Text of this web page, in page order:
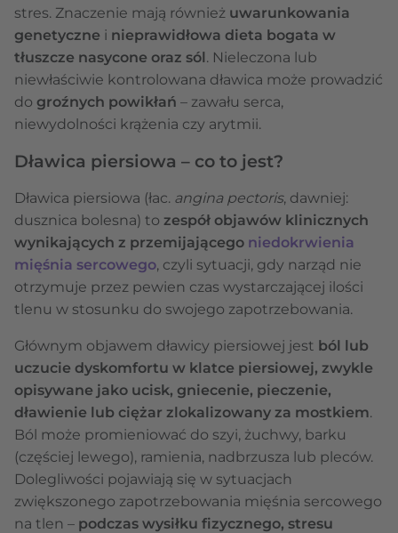
stres. Znaczenie mają również uwarunkowania
genetyczne i nieprawidłowa dieta bogata w
tłuszcze nasycone oraz sól. Nieleczona lub
niewłaściwie kontrolowana dławica może prowadzić
do groźnych powikłań – zawału serca,
niewydolności krążenia czy arytmii.
Dławica piersiowa – co to jest?
Dławica piersiowa (łac. angina pectoris, dawniej:
dusznica bolesna) to zespół objawów klinicznych
wynikających z przemijającego niedokrwienia
mięśnia sercowego, czyli sytuacji, gdy narząd nie
otrzymuje przez pewien czas wystarczającej ilości
tlenu w stosunku do swojego zapotrzebowania.
Głównym objawem dławicy piersiowej jest ból lub
uczucie dyskomfortu w klatce piersiowej, zwykle
opisywane jako ucisk, gniecenie, pieczenie,
dławienie lub ciężar zlokalizowany za mostkiem.
Ból może promieniować do szyi, żuchwy, barku
(częściej lewego), ramienia, nadbrzusza lub pleców.
Dolegliwości pojawiają się w sytuacjach
zwiększonego zapotrzebowania mięśnia sercowego
na tlen – podczas wysiłku fizycznego, stresu